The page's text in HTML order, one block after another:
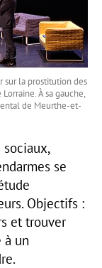
sur la prostitution des
À sa gauche,
de Meurthe-et-
se
Objectifs :
et trouver
à un